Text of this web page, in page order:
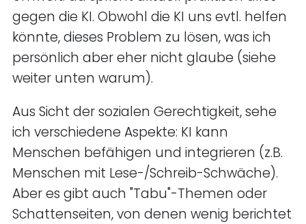
gegen die KI. Obwohl die KI uns evtl. helfen
könnte, dieses Problem zu lösen, was ich
persönlich aber eher nicht glaube (siehe
weiter unten warum).
Aus Sicht der sozialen Gerechtigkeit, sehe
ich verschiedene Aspekte: KI kann
Menschen befähigen und integrieren (z.B.
Menschen mit Lese-/Schreib-Schwäche).
Aber es gibt auch "Tabu"-Themen oder
Schattenseiten, von denen wenig berichtet